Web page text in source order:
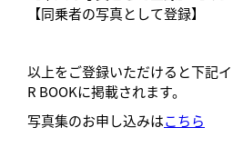
【同乗者の写真として登録】
以上をご登録いただけると下記
R BOOKに掲載されます。
写真集のお申し込みはこちら